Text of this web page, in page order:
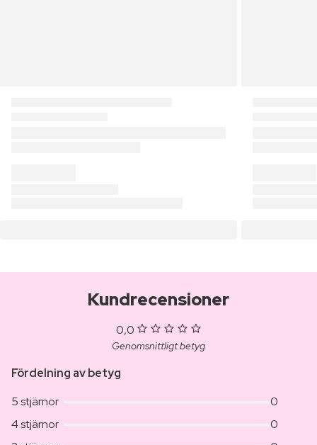
Kundrecensioner
0,0
Genomsnittligt betyg
Fördelning av betyg
5 stjärnor
0
4 stjärnor
0